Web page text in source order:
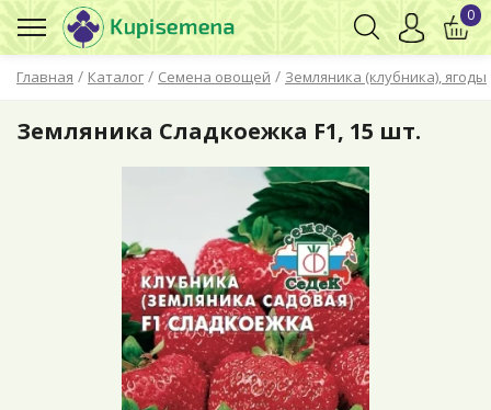
Главная / Каталог / Семена овощей / Земляника (клубника), ягоды
0
Земляника Сладкоежка F1, 15 шт.